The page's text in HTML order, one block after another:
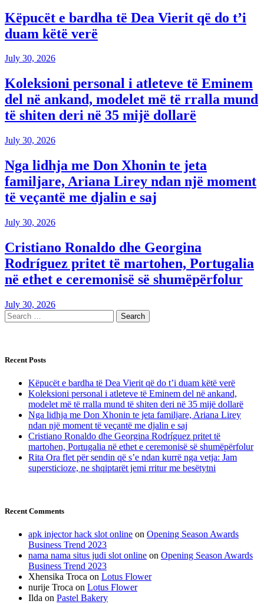
Këpucët e bardha të Dea Vierit që do t’i
duam këtë verë
July 30, 2026
Koleksioni personal i atleteve të Eminem
del në ankand, modelet më të rralla mund
të shiten deri në 35 mijë dollarë
July 30, 2026
Nga lidhja me Don Xhonin te jeta
familjare, Ariana Lirey ndan një moment
të veçantë me djalin e saj
July 30, 2026
Cristiano Ronaldo dhe Georgina
Rodríguez pritet të martohen, Portugalia
në ethet e ceremonisë së shumëpërfolur
July 30, 2026
Recent Posts
Këpucët e bardha të Dea Vierit që do t’i duam këtë verë
Koleksioni personal i atleteve të Eminem del në ankand,
modelet më të rralla mund të shiten deri në 35 mijë dollarë
Nga lidhja me Don Xhonin te jeta familjare, Ariana Lirey
ndan një moment të veçantë me djalin e saj
Cristiano Ronaldo dhe Georgina Rodríguez pritet të
martohen, Portugalia në ethet e ceremonisë së shumëpërfolur
Rita Ora flet për sendin që s’e ndan kurrë nga vetja: Jam
supersticioze, ne shqiptarët jemi rritur me besëtytni
Recent Comments
apk injector hack slot online on Opening Season Awards
Business Trend 2023
nama nama situs judi slot online on Opening Season Awards
Business Trend 2023
Xhensika Troca on Lotus Flower
nurije Troca on Lotus Flower
Ilda on Pastel Bakery